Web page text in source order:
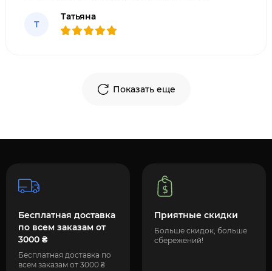
впитывается, не оставляет жирности.
Рекомендую всем, кто хочет сохранить
Т
Татьяна
Показать еще
Бесплатная доставка
по всем заказам от
3000 ₴
Бесплатная доставка по
всем заказам от 3000 ₴
Приятные скидки
Больше скидок, больше
сбережений!